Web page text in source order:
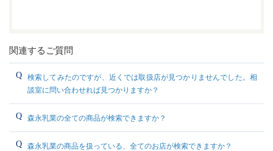
関連するご質問
検索してみたのですが、近くでは取扱店が見つかりませんでした。相
談室に問い合わせれば見つかりますか？
森永乳業の全ての商品が検索できますか？
森永乳業の商品を扱っている、全てのお店が検索できますか？